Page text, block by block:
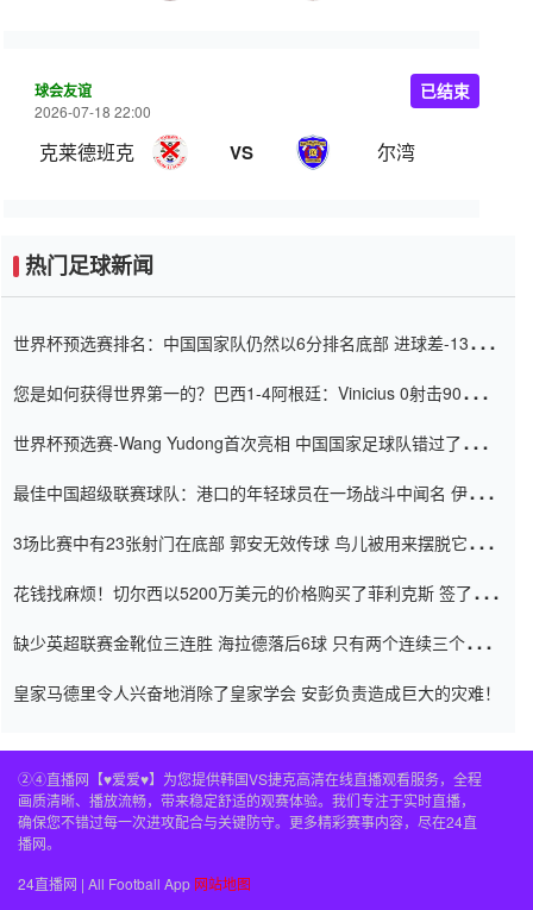
球会友谊
2026-07-18 22:00
克莱德班克 VS 尔湾
已结束
热门足球新闻
世界杯预选赛排名：中国国家队仍然以6分排名底部 进球差-13令人
您是如何获得世界第一的？巴西1-4阿根廷：Vinicius 0射击90分钟
世界杯预选赛-Wang Yudong首次亮相 中国国家足球队错过了世界
最佳中国超级联赛球队：港口的年轻球员在一场战斗中闻名 伊万放
3场比赛中有23张射门在底部 郭安无效传球 鸟儿被用来摆脱它
花钱找麻烦！切尔西以5200万美元的价格购买了菲利克斯 签了7年
缺少英超联赛金靴位三连胜 海拉德落后6球 只有两个连续三个连续
皇家马德里令人兴奋地消除了皇家学会 安彭负责造成巨大的灾难！
②④直播网【♥爱爱♥】为您提供韩国VS捷克高清在线直播观看服务，全程
画质清晰、播放流畅，带来稳定舒适的观赛体验。我们专注于实时直播，
确保您不错过每一次进攻配合与关键防守。更多精彩赛事内容，尽在24直
播网。
24直播网 | All Football App 网站地图